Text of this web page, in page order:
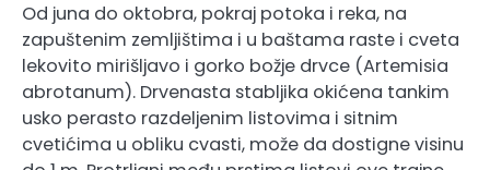
Od juna do oktobra, pokraj potoka i reka, na
zapuštenim zemljištima i u baštama raste i cveta
lekovito mirišljavo i gorko božje drvce (Artemisia
abrotanum). Drvenasta stabljika okićena tankim
usko perasto razdeljenim listovima i sitnim
cvetićima u obliku cvasti, može da dostigne visinu